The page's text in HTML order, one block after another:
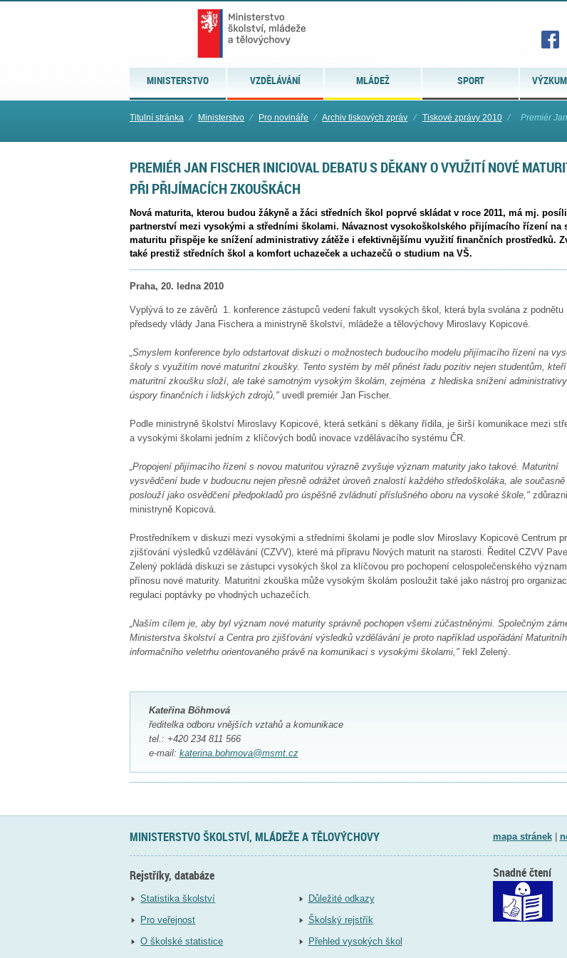
MINISTERSTVO VZDĚLÁVÁNÍ MLÁDEŽ SPORT
Titulní stránka ⁄ Ministerstvo ⁄ Pro novináře ⁄ Archiv tiskových zpráv ⁄ Tiskové zprávy 2010 ⁄ Premiér
PREMIÉR JAN FISCHER INICIOVAL DEBATU S DĚKANY O VYUŽITÍ NOVÉ
PŘI PŘIJÍMACÍCH ZKOUŠKÁCH
Nová maturita, kterou budou žákyně a žáci středních škol poprvé skládat v roce 2011, má mj.
partnerství mezi vysokými a středními školami. Návaznost vysokoškolského přijímacího řízení na
maturitu přispěje ke snížení administrativy zátěže i efektivnějšímu využití finančních prostředků.
také prestiž středních škol a komfort uchazeček a uchazečů o studium na VŠ.
Praha, 20. ledna 2010
Vyplývá to ze závěrů 1. konference zástupců vedení fakult vysokých škol, která byla svolána z podnětu
předsedy vlády Jana Fischera a ministryně školství, mládeže a tělovýchovy Miroslavy Kopicové.
„Smyslem konference bylo odstartovat diskuzi o možnostech budoucího modelu přijímacího řízení na
školy s využitím nové maturitní zkoušky. Tento systém by měl přinést řadu pozitiv nejen studentům, kteří
maturitní zkoušku složí, ale také samotným vysokým školám, zejména z hlediska snížení
úspory finančních i lidských zdrojů," uvedl premiér Jan Fischer.
Podle ministryně školství Miroslavy Kopicové, která setkání s děkany řídila, je širší komunikace mezi
a vysokými školami jedním z klíčových bodů inovace vzdělávacího systému ČR.
„Propojení přijímacího řízení s novou maturitou výrazně zvyšuje význam maturity jako takové. Maturitní
vysvědčení bude v budoucnu nejen přesně odrážet úroveň znalostí každého středoškoláka, ale současně
poslouží jako osvědčení předpokladů pro úspěšně zvládnutí příslušného oboru na vysoké škole,"
ministryně Kopicová.
Prostředníkem v diskuzi mezi vysokými a středními školami je podle slov Miroslavy Kopicové Centrum
zjišťování výsledků vzdělávání (CZVV), které má přípravu Nových maturit na starosti. Ředitel CZVV
Zelený pokládá diskuzi se zástupci vysokých škol za klíčovou pro pochopení celospolečenského
přínosu nové maturity. Maturitní zkouška může vysokým školám posloužit také jako nástroj pro
regulaci poptávky po vhodných uchazečích.
„Naším cílem je, aby byl význam nové maturity správně pochopen všemi zúčastněnými. Společným
Ministerstva školství a Centra pro zjišťování výsledků vzdělávání je proto například uspořádání
informačního veletrhu orientovaného právě na komunikaci s vysokými školami," řekl Zelený.
Kateřina Böhmová
ředitelka odboru vnějších vztahů a komunikace
tel.: +420 234 811 566
e-mail: katerina.bohmova@msmt.cz
MINISTERSTVO ŠKOLSTVÍ, MLÁDEŽE A TĚLOVÝCHOVY mapa stránek|
Rejstříky, databáze
Statistika školství
Pro veřejnost
O školské statistice
Důležité odkazy
Školský rejstřík
Přehled vysokých škol
Snadné čtení